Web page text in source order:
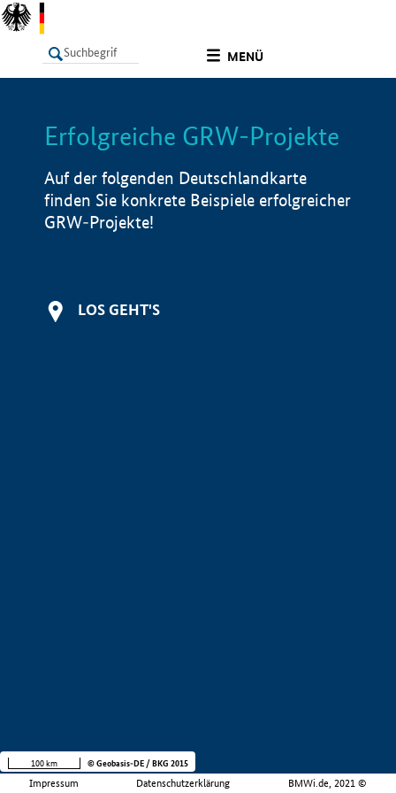
MENÜ
LISTE Info
Erfolgreiche GRW-Projekte
Auf der folgenden Deutschlandkarte
finden Sie konkrete Beispiele erfolgreicher
GRW-Projekte!
LOS GEHT'S
Impressum Datenschutzerklärung BMWi.de, 2021 ©
100 km © Geobasis-DE / BKG 2015